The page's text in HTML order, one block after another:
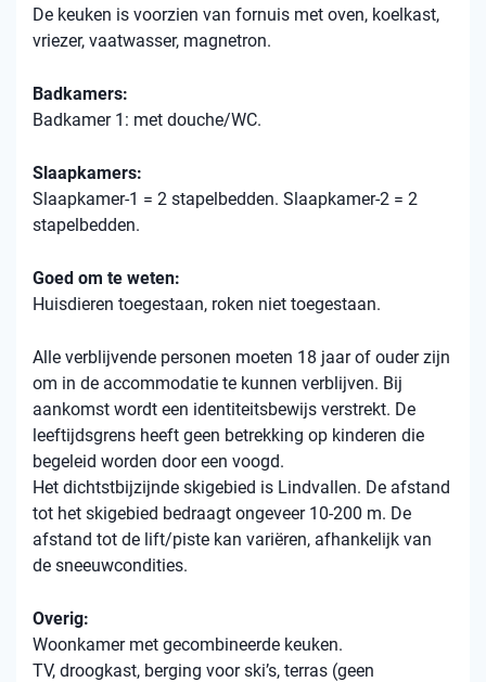
De keuken is voorzien van fornuis met oven, koelkast,
vriezer, vaatwasser, magnetron.
Badkamers:
Badkamer 1: met douche/WC.
Slaapkamers:
Slaapkamer-1 = 2 stapelbedden. Slaapkamer-2 = 2
stapelbedden.
Goed om te weten:
Huisdieren toegestaan, roken niet toegestaan.
Alle verblijvende personen moeten 18 jaar of ouder zijn
om in de accommodatie te kunnen verblijven. Bij
aankomst wordt een identiteitsbewijs verstrekt. De
leeftijdsgrens heeft geen betrekking op kinderen die
begeleid worden door een voogd.
Het dichtstbijzijnde skigebied is Lindvallen. De afstand
tot het skigebied bedraagt ​​ongeveer 10-200 m. De
afstand tot de lift/piste kan variëren, afhankelijk van
de sneeuwcondities.
Overig:
Woonkamer met gecombineerde keuken.
TV, droogkast, berging voor ski’s, terras (geen